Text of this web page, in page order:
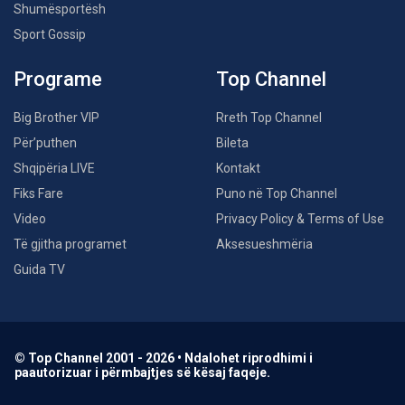
Shumësportësh
Sport Gossip
Programe
Big Brother VIP
Për’puthen
Shqipëria LIVE
Fiks Fare
Video
Të gjitha programet
Guida TV
Top Channel
Rreth Top Channel
Bileta
Kontakt
Puno në Top Channel
Privacy Policy & Terms of Use
Aksesueshmëria
© Top Channel 2001 - 2026 • Ndalohet riprodhimi i
paautorizuar i përmbajtjes së kësaj faqeje.